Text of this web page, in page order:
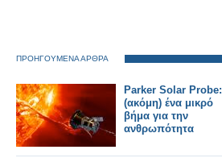
ΠΡΟΗΓΟΥΜΕΝΑ ΑΡΘΡΑ
Parker Solar Probe:
(ακόμη) ένα μικρό
βήμα για την
ανθρωπότητα